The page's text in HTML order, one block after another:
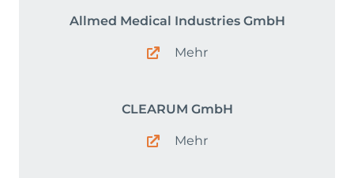
Allmed Medical Industries GmbH
Mehr
CLEARUM GmbH
Mehr